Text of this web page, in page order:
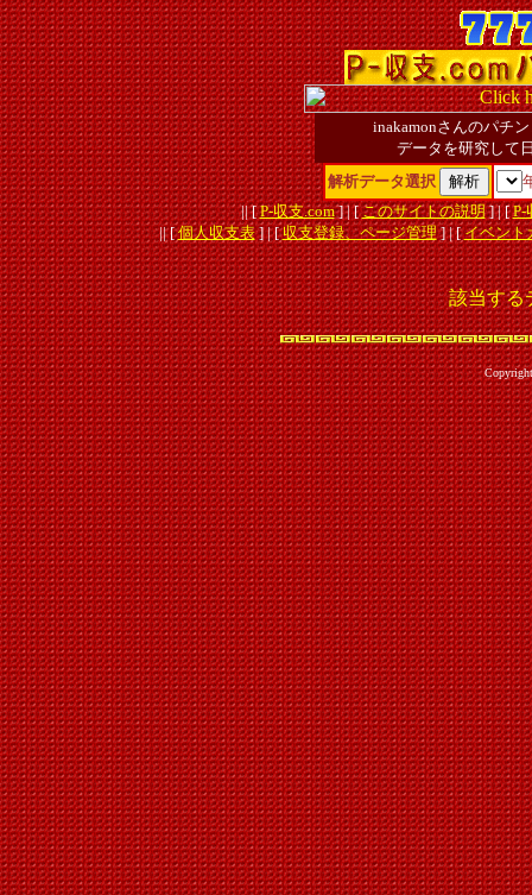
inakamonさんのパチ
データを研究して
解析データ選択
|| [P-収支.com] | [このサイトの説明] | [P-
|| [個人収支表] | [収支登録、ページ管理] | [イベント
該当する